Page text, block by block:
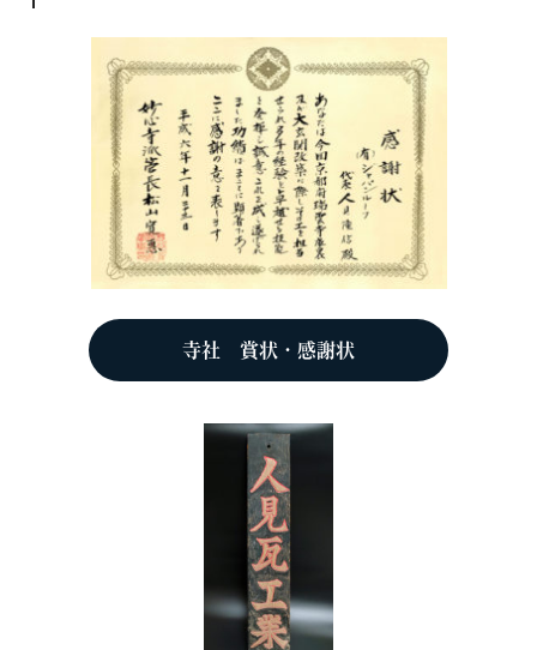
寺社 賞状・感謝状